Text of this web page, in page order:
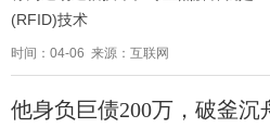
(RFID)技术
时间：04-06 来源：互联网
他身负巨债200万，破釜沉